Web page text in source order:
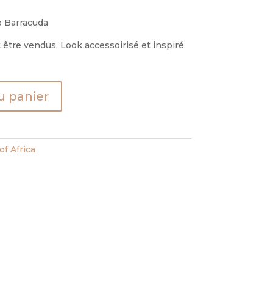
Barracuda
vendus. Look accessoirisé et inspiré
panier
Africa